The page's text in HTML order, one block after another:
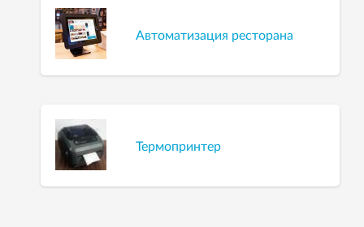
Автоматизация ресторана
Термопринтер